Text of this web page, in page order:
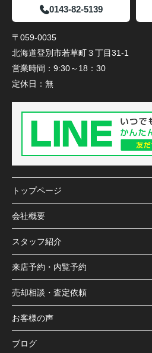
0143-82-5139
〒059-0035
北海道登別市若草町３丁目31-1
営業時間： 9:30～18：30
定休日： 無
トップページ
会社概要
スタッフ紹介
来店予約・内覧予約
売却相談・査定依頼
お客様の声
ブログ